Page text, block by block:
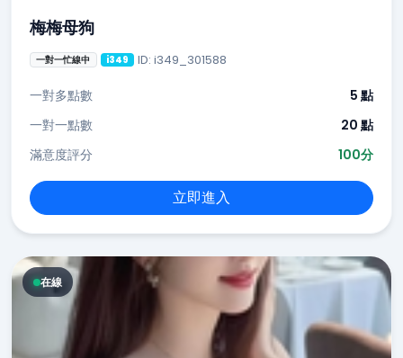
梅梅母狗
一對一忙線中 i349 ID: i349_301588
一對多點數
5 點
一對一點數
20 點
滿意度評分
100分
立即進入
在線